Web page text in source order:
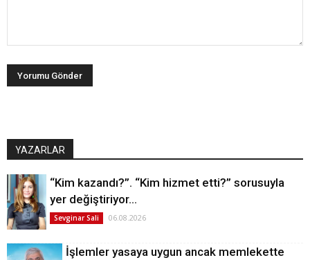
YAZARLAR
“Kim kazandı?”. “Kim hizmet etti?” sorusuyla
yer değiştiriyor…
Sevginar Sali 06.08.2026
İşlemler yasaya uygun ancak memlekette